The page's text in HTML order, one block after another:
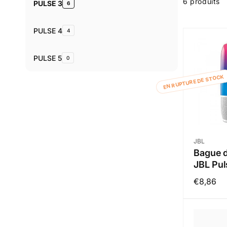
desPULSE 3 6
PULSE 4 4
PULSE 5 0
EN RUPTURE DE STOCK
JBL
Bague
JBL
Prix
€8,86